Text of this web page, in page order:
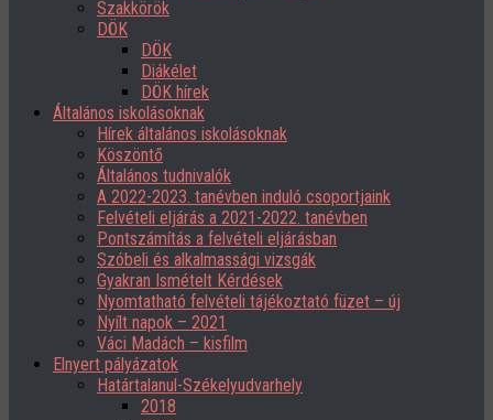
Szakkörök
DÖK
DÖK
Diákélet
DÖK hírek
Általános iskolásoknak
Hírek általános iskolásoknak
Köszöntő
Általános tudnivalók
A 2022-2023. tanévben induló csoportjaink
Felvételi eljárás a 2021-2022. tanévben
Pontszámítás a felvételi eljárásban
Szóbeli és alkalmassági vizsgák
Gyakran Ismételt Kérdések
Nyomtatható felvételi tájékoztató füzet – új
Nyílt napok – 2021
Váci Madách – kisfilm
Elnyert pályázatok
Határtalanul-Székelyudvarhely
2018